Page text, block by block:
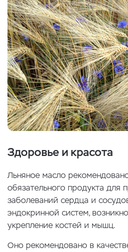
Здоровье и красота
Льняное масло
обязательного продукта для
заболеваний сердца и
эндокринной систем,
укрепление костей и мышц.
Оно рекомендовано в